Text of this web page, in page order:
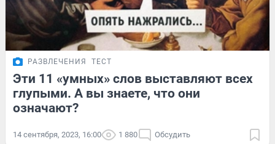
РАЗВЛЕЧЕНИЯ ТЕСТ
Эти 11 «умных» слов выставляют всех
глупыми. А вы знаете, что они
означают?
14 сентября, 2023, 16:00 1 880 Обсудить